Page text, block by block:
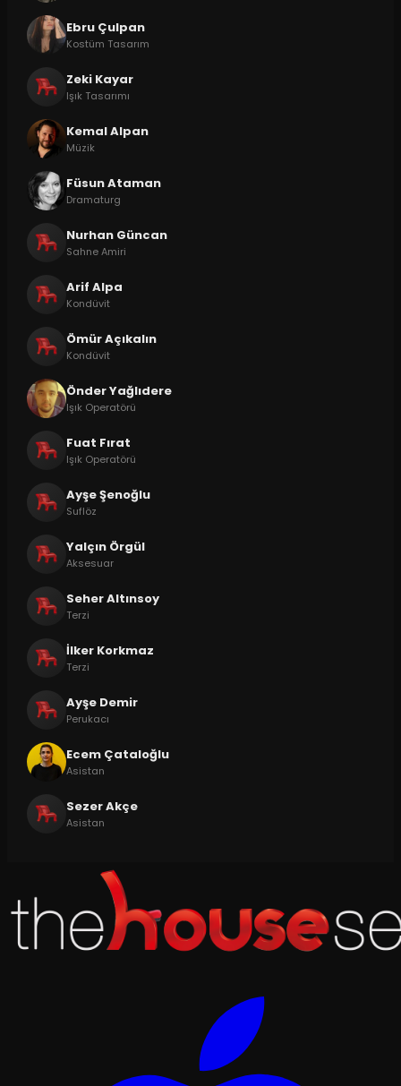
Ebru Çulpan
Kostüm Tasarım
Zeki Kayar
Işık Tasarımı
Kemal Alpan
Müzik
Füsun Ataman
Dramaturg
Nurhan Güncan
Sahne Amiri
Arif Alpa
Kondüvit
Ömür Açıkalın
Kondüvit
Önder Yağlıdere
Işık Operatörü
Fuat Fırat
Işık Operatörü
Ayşe Şenoğlu
Suflöz
Yalçın Örgül
Aksesuar
Seher Altınsoy
Terzi
İlker Korkmaz
Terzi
Ayşe Demir
Perukacı
Ecem Çataloğlu
Asistan
Sezer Akçe
Asistan